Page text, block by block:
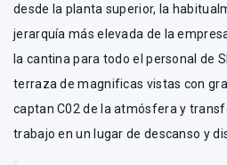
desde la planta superior, la
jerarquía más elevada de la
la cantina para todo el personal de
terraza de magnificas vistas con
captan C02 de la atmósfera y
trabajo en un lugar de descanso y